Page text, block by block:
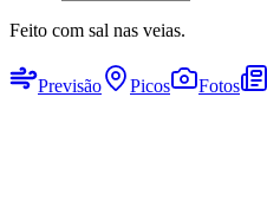
Feito com sal nas veias.
Previsão Picos Fotos